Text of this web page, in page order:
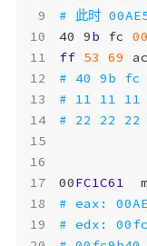
40
9b fc 00
ff 53 69 ac
00FC1C61